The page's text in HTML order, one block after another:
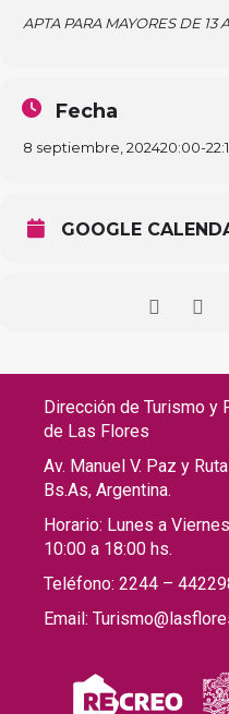
APTA PARA MAYORES DE 13
Fecha
8 septiembre, 202420:00-
GOOGLE
Dirección de Turismo y
de Las Flores
Av. Manuel V. Paz y
Bs.As, Argentina.
Horario: Lunes a
10:00 a 18:00 hs.
Teléfono: 2244 –
Email: